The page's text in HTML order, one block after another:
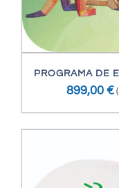
PROGRAMA DE
899,00 €